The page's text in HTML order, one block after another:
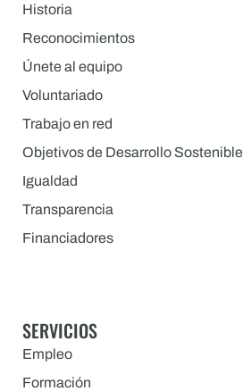
Historia
Reconocimientos
Únete al equipo
Voluntariado
Trabajo en red
Objetivos de Desarrollo Sostenible
Igualdad
Transparencia
Financiadores
SERVICIOS
Empleo
Formación